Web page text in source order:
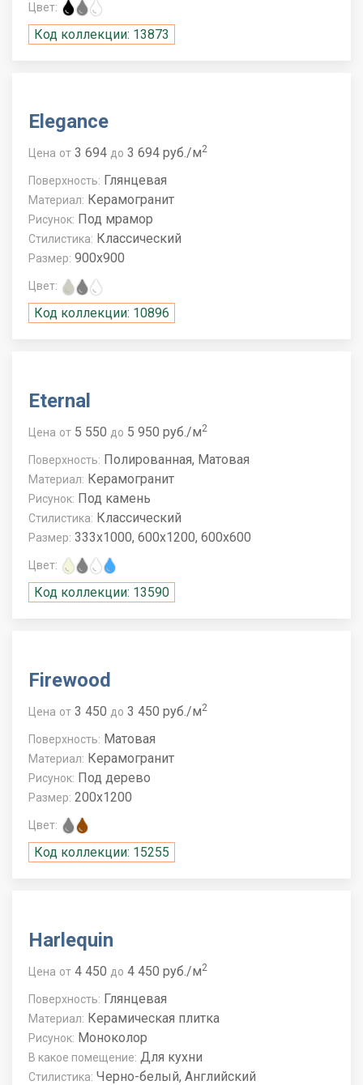
Цвет:
Код коллекции: 13873
Elegance
Цена от 3 694 до 3 694 руб./м2
Поверхность: Глянцевая
Материал: Керамогранит
Рисунок: Под мрамор
Стилистика: Классический
Размер: 900x900
Цвет:
Код коллекции: 10896
Eternal
Цена от 5 550 до 5 950 руб./м2
Поверхность: Полированная, Матовая
Материал: Керамогранит
Рисунок: Под камень
Стилистика: Классический
Размер: 333x1000, 600x1200, 600x600
Цвет:
Код коллекции: 13590
Firewood
Цена от 3 450 до 3 450 руб./м2
Поверхность: Матовая
Материал: Керамогранит
Рисунок: Под дерево
Размер: 200x1200
Цвет:
Код коллекции: 15255
Harlequin
Цена от 4 450 до 4 450 руб./м2
Поверхность: Глянцевая
Материал: Керамическая плитка
Рисунок: Моноколор
В какое помещение: Для кухни
Стилистика: Черно-белый, Английский